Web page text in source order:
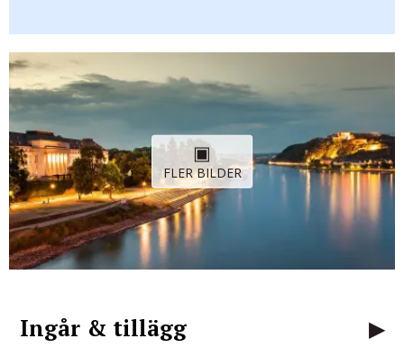
FLER BILDER
Ingår & tillägg